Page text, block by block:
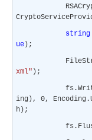
string
ue);
FileStream
xml" );
ing), 0,
h);